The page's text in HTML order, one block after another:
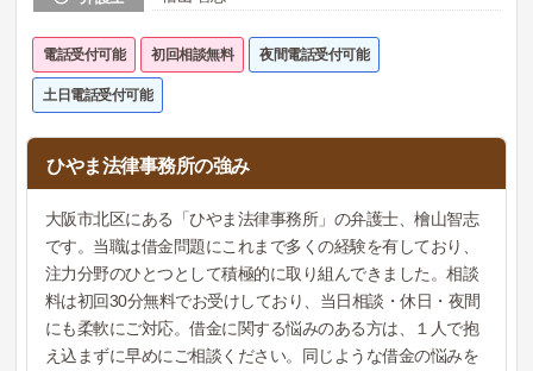
電話受付可能 初回相談無料 夜間電話受付可能
土日電話受付可能
ひやま法律事務所の強み
大阪市北区にある「ひやま法律事務所」の弁護士、檜山智志
です。当職は借金問題にこれまで多くの経験を有しており、
注力分野のひとつとして積極的に取り組んできました。相談
料は初回30分無料でお受けしており、当日相談・休日・夜間
にも柔軟にご対応。借金に関する悩みのある方は、１人で抱
え込まずに早めにご相談ください。同じような借金の悩みを